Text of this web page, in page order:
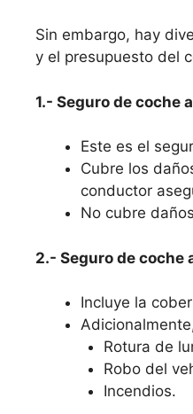
Sin embargo, hay
y el presupuesto del
1.- Seguro de
Este es el
Cubre los
conductor
No cubre
2.- Seguro de coche
Incluye la
Rotura de
Robo del
Incendios.